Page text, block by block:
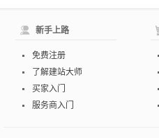
新手上路
免费注册
了解建站大师
买家入门
服务商入门